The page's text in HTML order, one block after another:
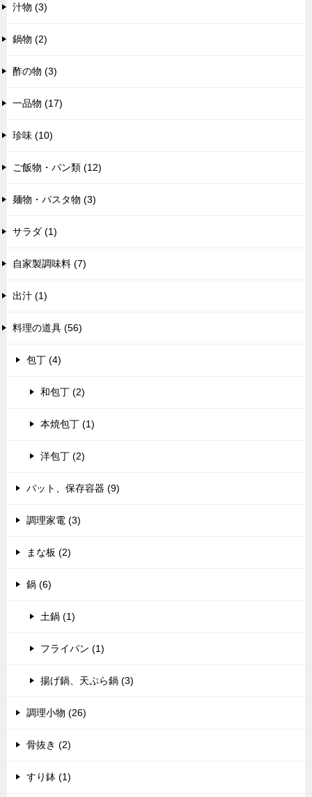
汁物 (3)
鍋物 (2)
酢の物 (3)
一品物 (17)
珍味 (10)
ご飯物・パン類 (12)
麺物・パスタ物 (3)
サラダ (1)
自家製調味料 (7)
出汁 (1)
料理の道具 (56)
包丁 (4)
和包丁 (2)
本焼包丁 (1)
洋包丁 (2)
バット、保存容器 (9)
調理家電 (3)
まな板 (2)
鍋 (6)
土鍋 (1)
フライパン (1)
揚げ鍋、天ぷら鍋 (3)
調理小物 (26)
骨抜き (2)
すり鉢 (1)